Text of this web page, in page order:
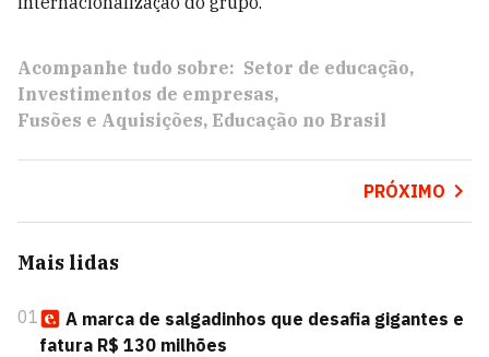
Acompanhe tudo sobre: Setor de educação
Investimentos de empresas
Fusões e Aquisições Educação no Brasil
PRÓXIMO
Mais lidas
01
A marca de salgadinhos que desafia gigantes e
fatura R$ 130 milhões